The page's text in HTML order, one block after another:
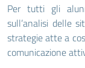
Per tutti gli
sull’analisi delle
strategie atte a
comunicazione